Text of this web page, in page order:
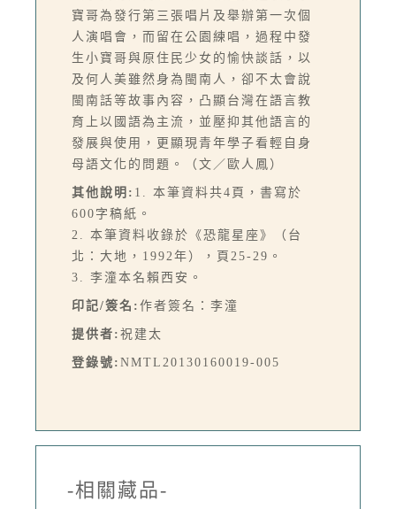
寶哥為發行第三張唱片及舉辦第一次個
人演唱會，而留在公園練唱，過程中發
生小寶哥與原住民少女的愉快談話，以
及何人美雖然身為閩南人，卻不太會說
閩南話等故事內容，凸顯台灣在語言教
育上以國語為主流，並壓抑其他語言的
發展與使用，更顯現青年學子看輕自身
母語文化的問題。（文／歐人鳳）
其他說明: 1. 本筆資料共4頁，書寫於
600字稿紙。
2. 本筆資料收錄於《恐龍星座》（台
北：大地，1992年），頁25-29。
3. 李潼本名賴西安。
印記/簽名: 作者簽名：李潼
提供者: 祝建太
登錄號: NMTL20130160019-005
-相關藏品-